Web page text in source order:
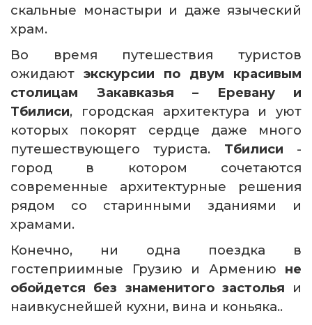
скальные монастыри и даже языческий
храм.
Во время путешествия туристов
ожидают экскурсии по двум красивым
столицам Закавказья – Еревану и
Тбилиси, городская архитектура и уют
которых покорят сердце даже много
путешествующего туриста. Тбилиси -
город в котором сочетаются
современные архитектурные решения
рядом со старинными зданиями и
храмами.
Конечно, ни одна поездка в
гостеприимные Грузию и Армению не
обойдется без знаменитого застолья и
наивкуснейшей кухни, вина и коньяка..